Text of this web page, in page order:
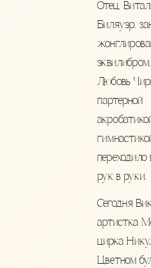
Отец,
Биляуэр,
Любовь
партерной
переходило
рук в руки.
Сегодня
артистка
цирка
Цветном